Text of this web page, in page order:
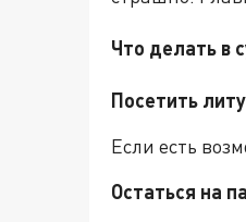
Что делать в
Посетить
Если есть
Остаться на